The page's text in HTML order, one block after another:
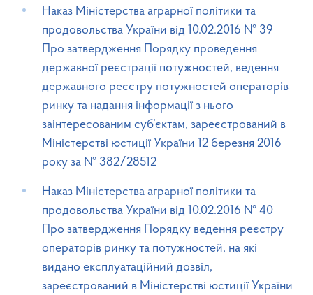
Наказ Міністерства аграрної політики та
продовольства України від 10.02.2016 № 39
Про затвердження Порядку проведення
державної реєстрації потужностей, ведення
державного реєстру потужностей операторів
ринку та надання інформації з нього
заінтересованим суб’єктам, зареєстрований в
Міністерстві юстиції України 12 березня 2016
року за № 382/28512
Наказ Міністерства аграрної політики та
продовольства України від 10.02.2016 № 40
Про затвердження Порядку ведення реєстру
операторів ринку та потужностей, на які
видано експлуатаційний дозвіл,
зареєстрований в Міністерстві юстиції України